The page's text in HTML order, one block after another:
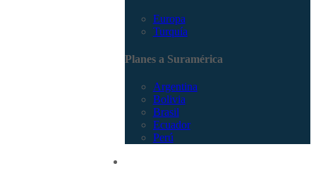
Europa
Turquía
Planes a Suramérica
Argentina
Bolivia
Brasil
Ecuador
Perú